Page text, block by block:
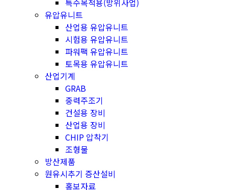
특수목적용(방위사업)
유압유니트
산업용 유압유니트
시험용 유압유니트
파워팩 유압유니트
토목용 유압유니트
산업기계
GRAB
중력주조기
건설용 장비
산업용 장비
CHIP 압착기
조형물
방산제품
원유시추기 증산설비
홍보자료